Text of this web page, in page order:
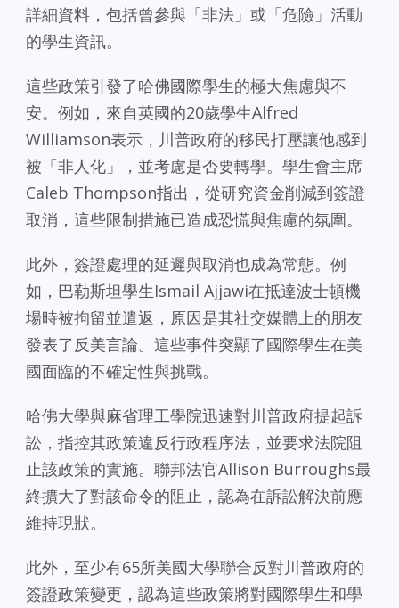
詳細資料，包括曾參與「非法」或「危險」活動
的學生資訊。
這些政策引發了哈佛國際學生的極大焦慮與不
安。例如，來自英國的20歲學生Alfred
Williamson表示，川普政府的移民打壓讓他感到
被「非人化」，並考慮是否要轉學。學生會主席
Caleb Thompson指出，從研究資金削減到簽證
取消，這些限制措施已造成恐慌與焦慮的氛圍。
此外，簽證處理的延遲與取消也成為常態。例
如，巴勒斯坦學生Ismail Ajjawi在抵達波士頓機
場時被拘留並遣返，原因是其社交媒體上的朋友
發表了反美言論。這些事件突顯了國際學生在美
國面臨的不確定性與挑戰。
哈佛大學與麻省理工學院迅速對川普政府提起訴
訟，指控其政策違反行政程序法，並要求法院阻
止該政策的實施。聯邦法官Allison Burroughs最
終擴大了對該命令的阻止，認為在訴訟解決前應
維持現狀。
此外，至少有65所美國大學聯合反對川普政府的
簽證政策變更，認為這些政策將對國際學生和學